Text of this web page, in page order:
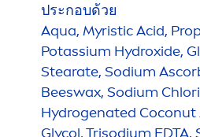
ประกอบด้วย
Aqua, Myristic Acid,
Potassium Hydroxide,
Stearate, Sodium
Beeswax, Sodium
Hydrogenated Coconut
Glycol, Trisodium